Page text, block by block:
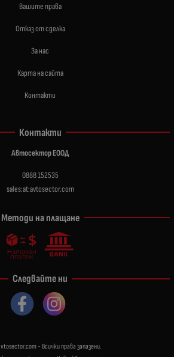
Вашите права
Отказ от сделка
За нас
Карта на сайта
Контакти
Контакти
Автосектор ЕООД
0888 152535
sales:at:avtosector.com
Методи на плащане
Следвайте ни
- Всички права запазени.